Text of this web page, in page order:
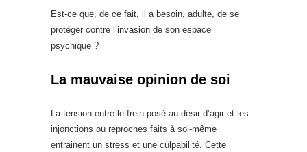
Est-ce que, de ce fait, il a besoin, adulte, de se
protéger contre l’invasion de son espace
psychique ?
La mauvaise opinion de soi
La tension entre le frein posé au désir d’agir et les
injonctions ou reproches faits à soi-même
entrainent un stress et une culpabilité. Cette